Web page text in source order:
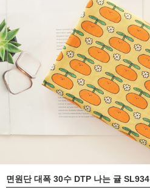
면원단 대폭 30수 DTP 나는 귤 SL934